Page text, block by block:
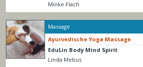
Minke Flach
Massage
Ayurvedische Yoga Massage
EduLin Body Mind Spirit
Linda Mebus